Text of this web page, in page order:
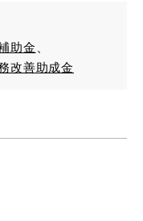
助金
改善助成金